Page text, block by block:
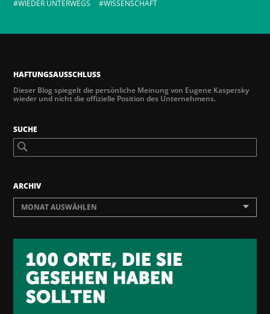
WIEDER UNTERWEGS
WISSENSCHAFT
HAFTUNGSAUSSCHLUSS
Dieser Blog spiegelt die persönliche Meinung von Eugene Kaspersky
wieder und nicht die offizielle Position des Unternehmens.
SUCHE
ARCHIV
MONAT AUSWÄHLEN